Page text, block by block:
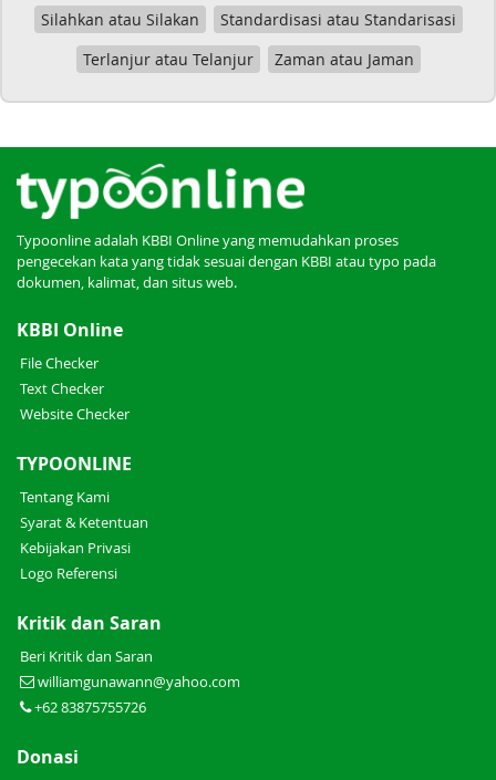
Silahkan atau Silakan
Standardisasi atau Standarisasi
Terlanjur atau Telanjur
Zaman atau Jaman
Typoonline adalah KBBI Online yang memudahkan proses
pengecekan kata yang tidak sesuai dengan KBBI atau typo pada
dokumen, kalimat, dan situs web.
KBBI Online
File Checker
Text Checker
Website Checker
TYPOONLINE
Tentang Kami
Syarat & Ketentuan
Kebijakan Privasi
Logo Referensi
Kritik dan Saran
Beri Kritik dan Saran
williamgunawann@yahoo.com
+62 83875755726
Donasi